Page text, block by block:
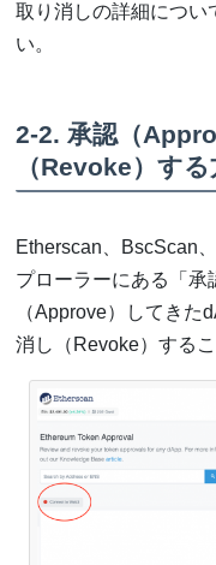
取り消しの詳細につい
い。
2-2. 承認（
（Revoke）す
Etherscan、BscScan
プローラーにある「
（Approve）してきた
消し（Revoke）する